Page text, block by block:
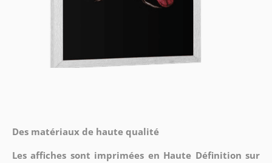
Des matériaux de haute qualité
Les affiches sont imprimées en Haute Définition sur